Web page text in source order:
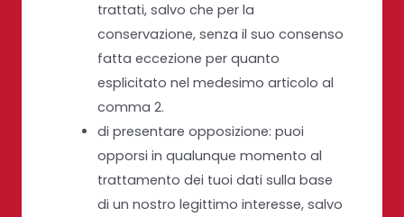
trattati, salvo che per la
conservazione, senza il suo consenso
fatta eccezione per quanto
esplicitato nel medesimo articolo al
comma 2.
di presentare opposizione: puoi
opporsi in qualunque momento al
trattamento dei tuoi dati sulla base
di un nostro legittimo interesse, salvo